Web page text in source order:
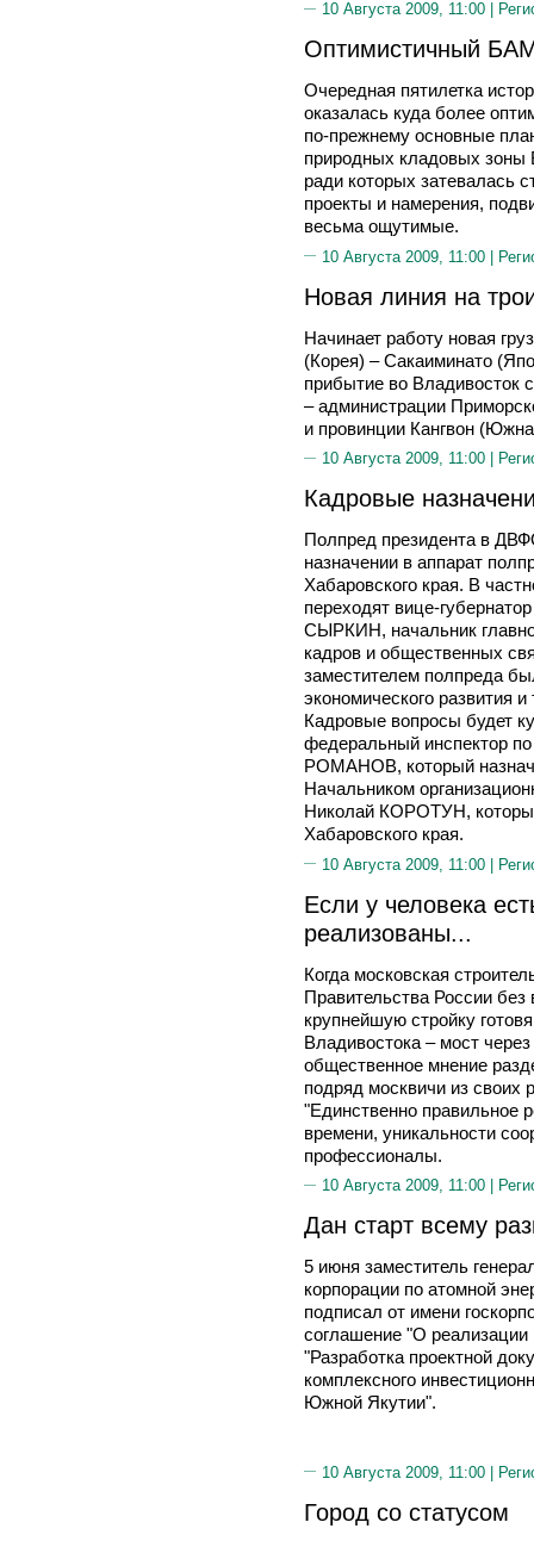
10 Августа 2009, 11:00 |
Оптимистичный
Очередная пятилетка
оказалась куда более
по-прежнему основные
природных кладовых зоны
ради которых затевалась
проекты и намерения,
весьма ощутимые.
10 Августа 2009, 11:00 |
Новая линия на
Начинает работу новая
(Корея) – Сакаиминато
прибытие во Владивосток
– администрации
и провинции Кангвон
10 Августа 2009, 11:00 |
Кадровые
Полпред президента в
назначении в аппарат
Хабаровского края. В
переходят вице-
СЫРКИН, начальник
кадров и общественных
заместителем полпреда
экономического развития
Кадровые вопросы будет
федеральный инспектор
РОМАНОВ, который
Начальником
Николай КОРОТУН,
Хабаровского края.
10 Августа 2009, 11:00 |
Если у человека
реализованы...
Когда московская
Правительства России без
крупнейшую стройку
Владивостока – мост
общественное мнение
подряд москвичи из своих
"Единственно правильное
времени, уникальности
профессионалы.
10 Августа 2009, 11:00 |
Дан старт всему
5 июня заместитель
корпорации по атомной
подписал от имени
соглашение "О реализации
"Разработка проектной
комплексного
Южной Якутии".
10 Августа 2009, 11:00 |
Город со статусом